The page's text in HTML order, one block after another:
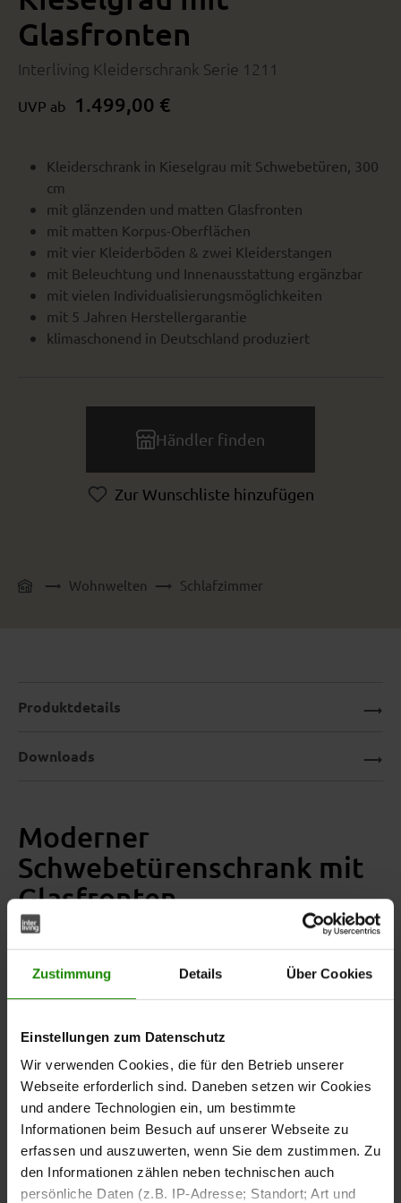
Zustimmung Details Über Cookies
Einstellungen zum Datenschutz
Wir verwenden Cookies, die für den Betrieb unserer
Webseite erforderlich sind. Daneben setzen wir Cookies
und andere Technologien ein, um bestimmte
Informationen beim Besuch auf unserer Webseite zu
erfassen und auszuwerten, wenn Sie dem zustimmen. Zu
den Informationen zählen neben technischen auch
persönliche Daten (z.B. IP-Adresse; Standort; Art und
Glasfronten
Interliving Kleiderschrank Serie 1211
UVP ab 1.499,00 €
Kleiderschrank in Kieselgrau mit Schwebetüren, 300
cm
mit glänzenden und matten Glasfronten
mit matten Korpus-Oberflächen
mit vier Kleiderböden & zwei Kleiderstangen
mit Beleuchtung und Innenausstattung ergänzbar
mit vielen Individualisierungsmöglichkeiten
mit 5 Jahren Herstellergarantie
klimaschonend in Deutschland produziert
Händler finden
Zur Wunschliste hinzufügen
Wohnwelten Schlafzimmer
Moderner
Schwebetürenschrank mit
Glasfronten
Der Schwebetürenschrank aus der Interliving
mit viel Stauraum. Die Glasfronten sind kieselgrau und
bestehen pro Tür aus drei Feldern. Das obere und untere
und die Griffleisten sind ebenfalls in Kieselgrau gehalten
und sorgen für ein harmonisches Gesamtbild.
Der Kleiderschrank verfügt über zwei Schwebetüren. Im
Inneren befinden sich sechs Kleiderböden. Drei sind fest
eingebaut, drei lassen sich in der Höhe verstellen.
Außerdem stehen dir drei Kleiderstangen aus Metall zur
Produktdetails
Downloads